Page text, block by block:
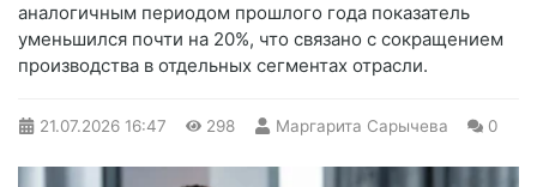
аналогичным периодом прошлого года показатель
уменьшился почти на 20%, что связано с сокращением
производства в отдельных сегментах отрасли.
21.07.2026 16:47 298 Маргарита Сарычева 0